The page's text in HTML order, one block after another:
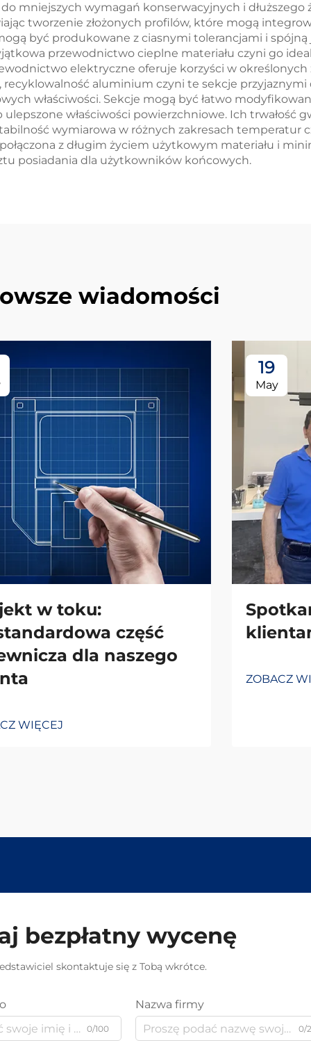
mniejszych wymagań konserwacyjnych i dłuższego
tworzenie złożonych profilów, które mogą
być produkowane z ciasnymi tolerancjami i spójną
przewodnictwo cieplne materiału czyni go
elektryczne oferuje korzyści w określonych
aluminium czyni te sekcje
właściwości. Sekcje mogą być łatwo
właściwości powierzchniowe. Ich trwałość
wymiarowa w różnych zakresach temperatur
z długim życiem użytkowym materiału i
posiadania dla użytkowników końcowych.
wiadomości
w toku:
część
dla naszego
WIĘCEJ
19
May
ZOBACZ
bezpłatny wycenę
skontaktuje się z Tobą wkrótce.
0/100
Nazwa firmy
0/